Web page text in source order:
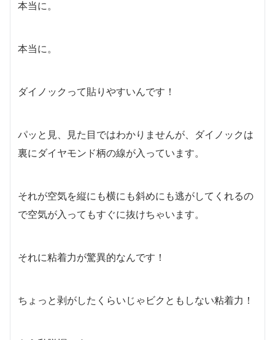
本当に。
本当に。
ダイノックって貼りやすいんです！
パッと見、見た目ではわかりませんが、ダイノックは
裏にダイヤモンド柄の線が入っています。
それが空気を縦にも横にも斜めにも逃がしてくれるの
で空気が入ってもすぐに抜けちゃいます。
それに粘着力が驚異的なんです！
ちょっと剥がしたくらいじゃビクともしない粘着力！